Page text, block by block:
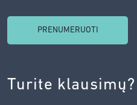
SUTINKU
AGENTŪROS
PRIVATUMO
Turite